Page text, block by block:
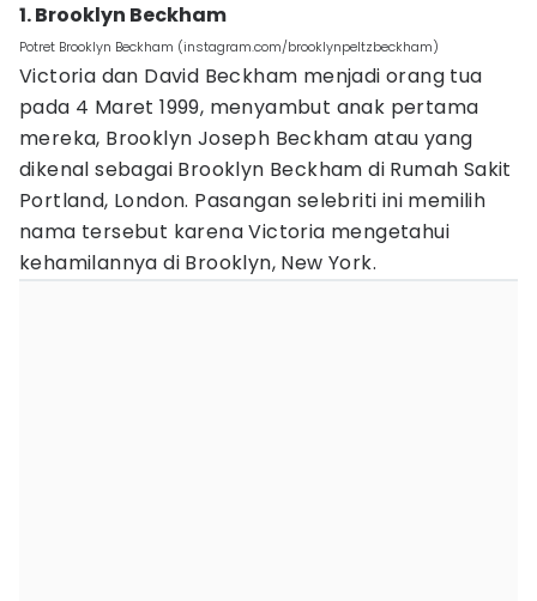
1. Brooklyn Beckham
Potret Brooklyn Beckham (instagram.com/brooklynpeltzbeckham)
Victoria dan David Beckham menjadi orang tua
pada 4 Maret 1999, menyambut anak pertama
mereka, Brooklyn Joseph Beckham atau yang
dikenal sebagai Brooklyn Beckham di Rumah Sakit
Portland, London. Pasangan selebriti ini memilih
nama tersebut karena Victoria mengetahui
kehamilannya di Brooklyn, New York.